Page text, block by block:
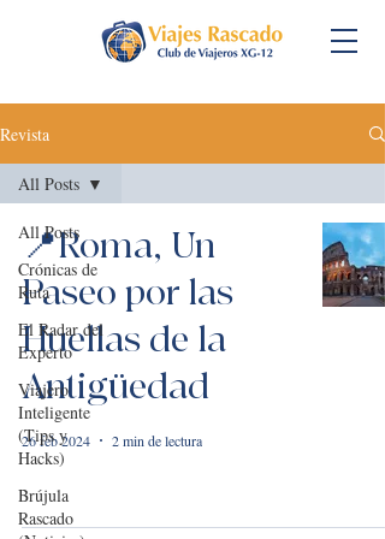
Revista
All Posts
Crónicas de
Ruta
El Radar del
Experto
Viajero
Inteligente
(Tips y
Hacks)
Brújula
Rascado
All Posts
📍Roma, Un
Paseo por las
Huellas de la
Antigüedad
26 feb 2024 2 min de lectura